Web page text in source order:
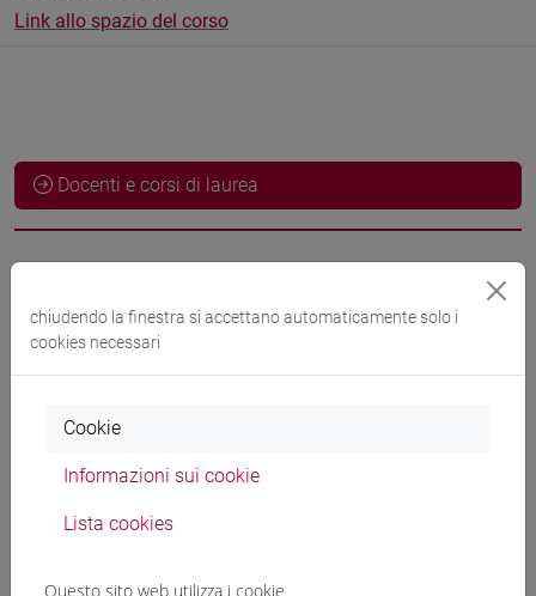
Link allo spazio del corso
Docenti e corsi di laurea
PIZZOLITTO Elia
Materiali didattici
Materiali su Moodle
chiudendo la finestra si accettano automaticamente solo i
cookies necessari
Cookie
Informazioni sui cookie
Lista cookies
Questo sito web utilizza i cookie